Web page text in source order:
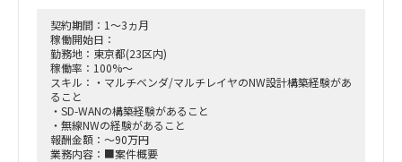
行
その他プロジェクトの改善活動の立案・実行推進
・場所：東京23区の主要地のクライアントオフィス&テレワー
ク※必要に応じてクライアントオフィスへ出社（基本テレワー
ク）
契約期間：1～3ヵ月
稼働開始日：
勤務地：東京都(23区内)
稼働率：100%～
スキル：・マルチベンダ/マルチレイヤのNW設計構築経験があ
ること
・SD-WANの構築経験があること
・無線NWの経験があること
報酬金額：～90万円
業務内容：■案件概要